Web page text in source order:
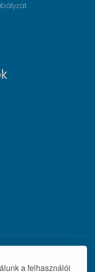
a felhasználói